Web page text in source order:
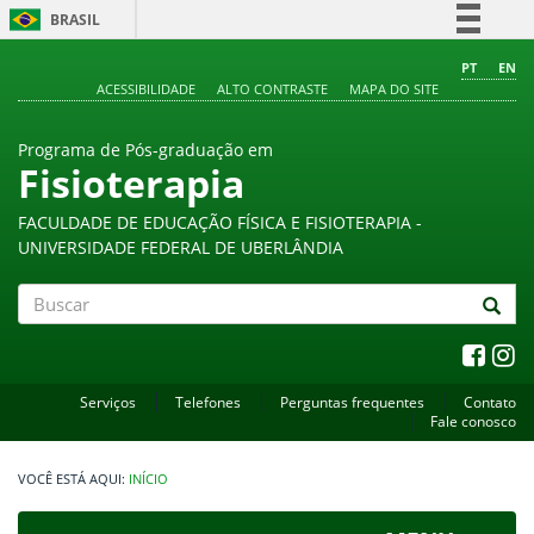
BRASIL
Comunica BR
PT
EN
ACESSIBILIDADE
ALTO CONTRASTE MAPA DO SITE
Programa de Pós-graduação em
Fisioterapia
FACULDADE DE EDUCAÇÃO FÍSICA E FISIOTERAPIA -
UNIVERSIDADE FEDERAL DE UBERLÂNDIA
Serviços Telefones Perguntas frequentes
Contato
Fale conosco
INÍCIO